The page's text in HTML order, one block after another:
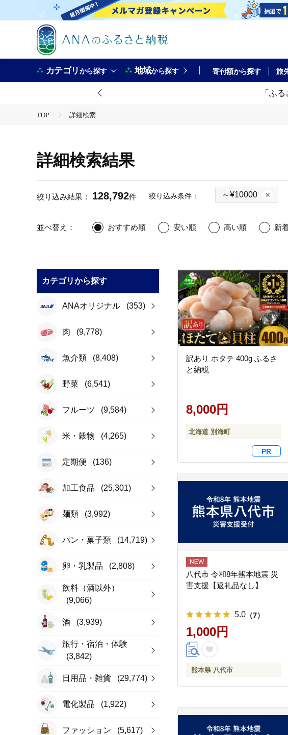
カテゴリから探す 地域から探す 寄付額から探す 旅
「ふ
TOP 詳細検索
詳細検索結果
絞り込み結果： 128,792件 絞り込み条件： ～¥10000
並べ替え： おすすめ順 安い順 高い順 新
カテゴリから探す
ANAオリジナル (353)
肉 (9,778)
魚介類 (8,408)
野菜 (6,541)
フルーツ (9,584)
米・穀物 (4,265)
定期便 (136)
加工食品 (25,301)
麺類 (3,992)
パン・菓子類 (14,719)
卵・乳製品 (2,808)
飲料（酒以外）
(9,066)
酒 (3,939)
旅行・宿泊・体験
(3,842)
日用品・雑貨 (29,774)
電化製品 (1,922)
ファッション (5,617)
訳あり ホタテ 400g ふるさ
と納税
8,000円
北海道 別海町
八代市 令和8年熊本地震 災
害支援【返礼品なし】
5.0 （7）
1,000円
熊本県 八代市